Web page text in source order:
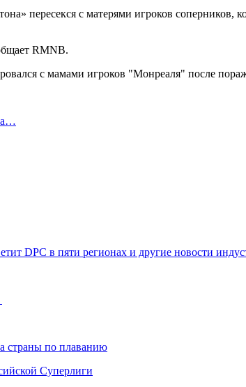
пересекся с матерями игроков
RMNB.
DPC в пяти регионах и другие новости
страны по плаванию
Суперлиги